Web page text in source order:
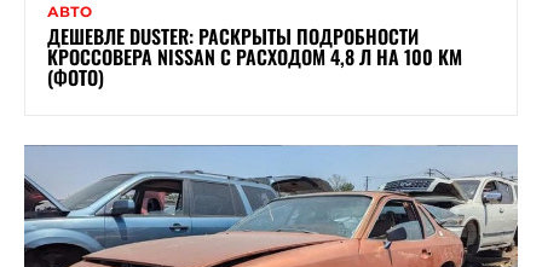
АВТО
ДЕШЕВЛЕ DUSTER: РАСКРЫТЫ ПОДРОБНОСТИ
КРОССОВЕРА NISSAN С РАСХОДОМ 4,8 Л НА 100 КМ
(ФОТО)